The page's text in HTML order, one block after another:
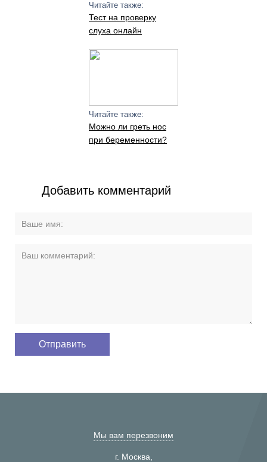
Читайте также:
Тест на проверку
слуха онлайн
Читайте также:
Можно ли греть нос
при беременности?
Добавить комментарий
Мы вам перезвоним
г. Москва,